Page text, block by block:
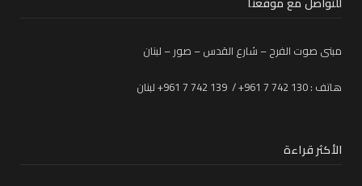
مبنى صوت الفرح – شارع القدس – صور – لبنان
هاتف : 130 742 7 961+ / 139 742 7 961+ لبنان
الأكثر قراءة